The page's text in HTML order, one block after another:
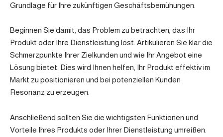
Grundlage für Ihre zukünftigen Geschäftsbemühungen.
Beginnen Sie damit, das Problem zu betrachten, das Ihr
Produkt oder Ihre Dienstleistung löst. Artikulieren Sie klar die
Schmerzpunkte Ihrer Zielkunden und wie Ihr Angebot eine
Lösung bietet. Dies wird Ihnen helfen, Ihr Produkt effektiv im
Markt zu positionieren und bei potenziellen Kunden
Resonanz zu erzeugen.
Anschließend sollten Sie die wichtigsten Funktionen und
Vorteile Ihres Produkts oder Ihrer Dienstleistung umreißen.